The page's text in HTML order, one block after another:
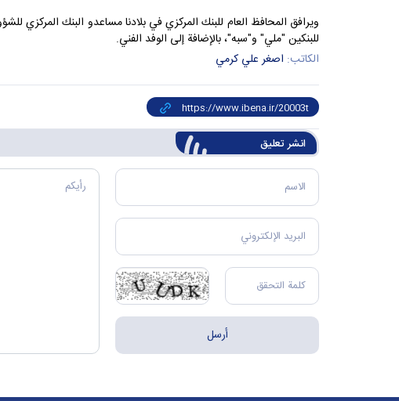
ويرافق المحافظ العام للبنك المركزي في بلادنا مساعدو البنك المركزي
للبنكين "ملي" و"سبه"، بالإضافة إلى الوفد الفني.
الكاتب: اصغر علي کرمي
انشر تعليق